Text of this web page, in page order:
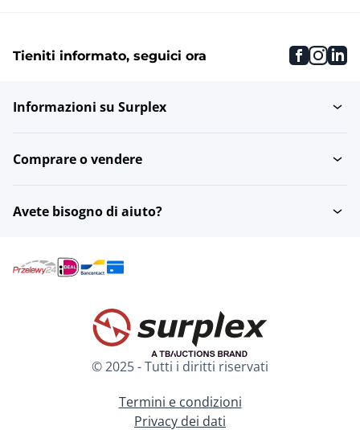
Tieniti informato, seguici ora
Informazioni su Surplex
Comprare o vendere
Avete bisogno di aiuto?
© 2025 - Tutti i diritti riservati
Termini e condizioni
Privacy dei dati